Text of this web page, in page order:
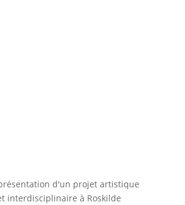
d'un projet artistique
interdisciplinaire à Roskilde